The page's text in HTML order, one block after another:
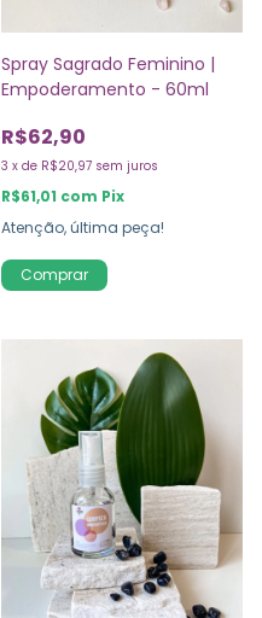
Spray Sagrado Feminino |
Empoderamento - 60ml
R$62,90
3 x de R$20,97 sem juros
R$61,01 com Pix
Atenção, última peça!